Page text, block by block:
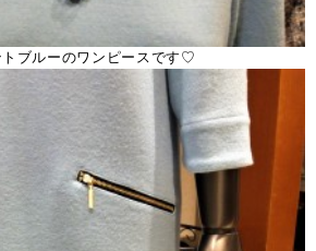
ブルーのワンピースです♡